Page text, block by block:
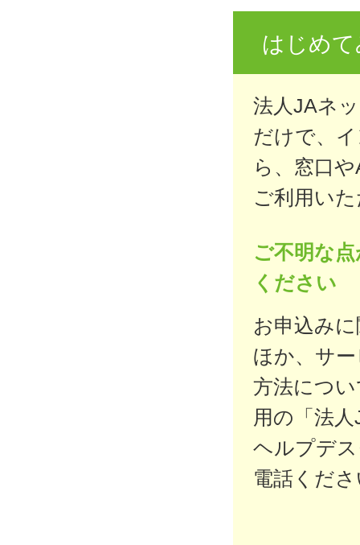
はじめ
法人JAネ
だけで、
ら、窓口
ご利用い
ご不明な
ください
お申込み
ほか、サ
方法につ
用の「法
ヘルプデ
電話くだ